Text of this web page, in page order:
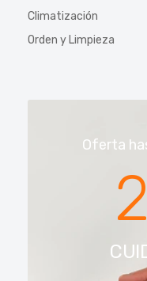
Climatización
Orden y Limpieza
Oferta